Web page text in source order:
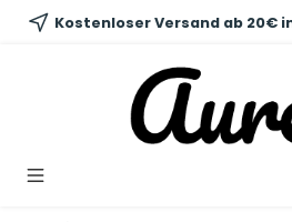
springen
Kostenloser Versand ab 20€